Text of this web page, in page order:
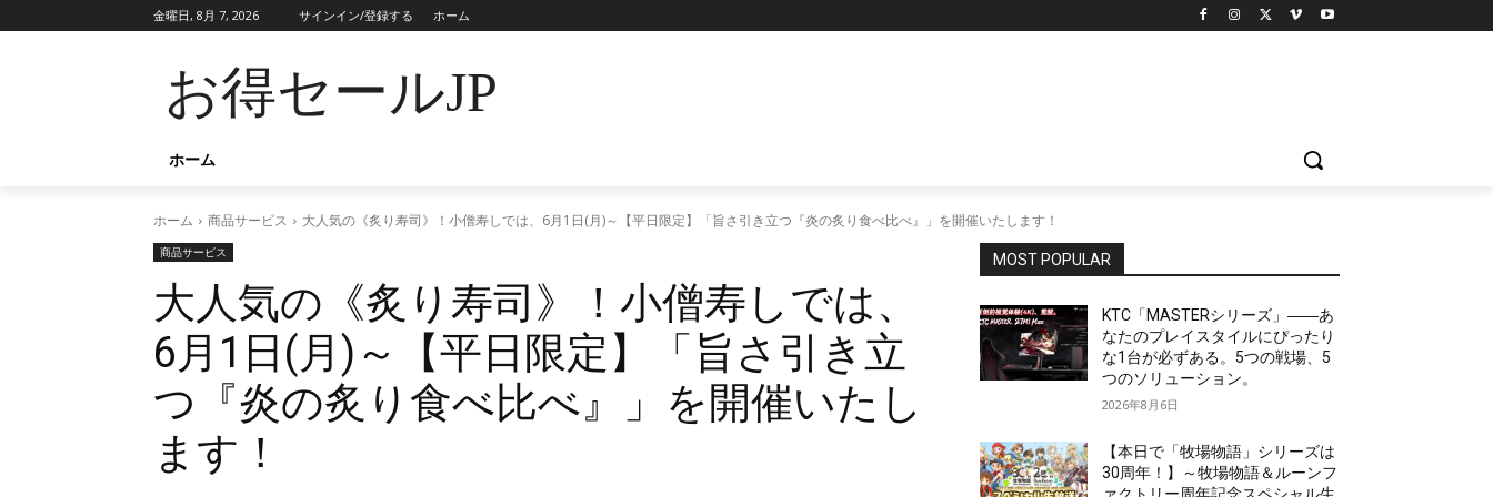
金曜日, 8月 7, 2026 サインイン/登録する ホーム
お得セールJP
ホーム
ホーム 商品サービス 大人気の《炙り寿司》！小僧寿しでは、6月1日(月)～【平日限定】「旨さ引き立つ『炎の炙り食べ比べ』」を開催いたします！
商品サービス
大人気の《炙り寿司》！小僧寿しでは、
6月1日(月)～【平日限定】「旨さ引き立
つ『炎の炙り食べ比べ』」を開催いたし
ます！
MOST POPULAR
KTC「MASTERシリーズ」――あ
なたのプレイスタイルにぴったり
な1台が必ずある。5つの戦場、5
つのソリューション。
2026年8月6日
【本日で「牧場物語」シリーズは
30周年！】～牧場物語＆ルーンフ